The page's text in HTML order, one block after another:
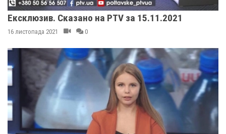
Ексклюзив. Сказано на PTV за 15.11.2021
16 листопада 2021 0